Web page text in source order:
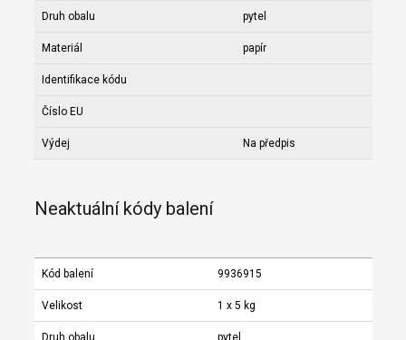
Druh obalu pytel
Materiál papír
Identifikace kódu
Číslo EU
Výdej Na předpis
Neaktuální kódy balení
Kód balení 9936915
Velikost 1 x 5 kg
Druh obalu pytel